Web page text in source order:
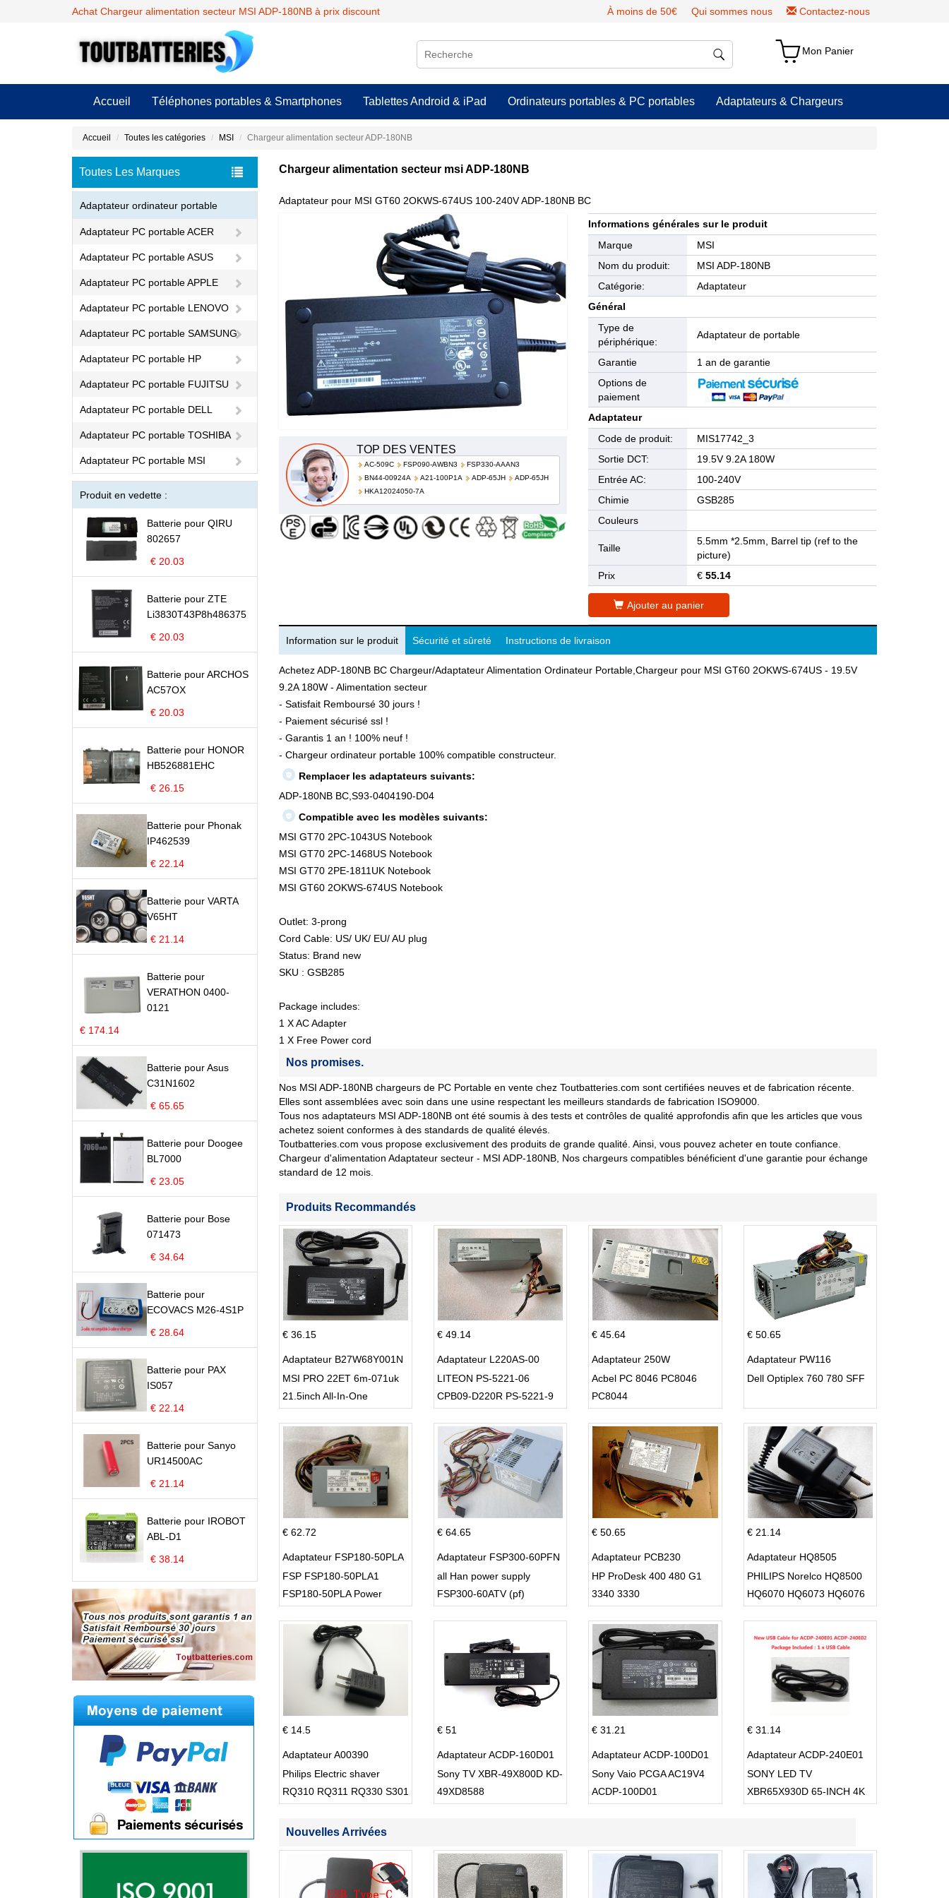
Achat Chargeur alimentation secteur MSI ADP-180NB à prix discount À moins de 50€ Qui sommes nous Contactez-nous
Mon Panier
Accueil Téléphones portables & Smartphones Tablettes Android & iPad Ordinateurs portables & PC portables Adaptateurs & Chargeurs
Accueil Toutes les catégories MSI Chargeur alimentation secteur ADP-180NB
Toutes Les Marques
Adaptateur ordinateur portable
Adaptateur PC portable ACER
Adaptateur PC portable ASUS
Adaptateur PC portable APPLE
Adaptateur PC portable LENOVO
Adaptateur PC portable SAMSUNG
Adaptateur PC portable HP
Adaptateur PC portable FUJITSU
Adaptateur PC portable DELL
Adaptateur PC portable TOSHIBA
Adaptateur PC portable MSI
Produit en vedette :
Batterie pour QIRU
802657
€ 20.03
Batterie pour ZTE
Li3830T43P8h486375
€ 20.03
Batterie pour ARCHOS
AC57OX
€ 20.03
Batterie pour HONOR
HB526881EHC
€ 26.15
Batterie pour Phonak
IP462539
€ 22.14
Batterie pour VARTA
V65HT
€ 21.14
Batterie pour
VERATHON 0400-
0121
€ 174.14
Batterie pour Asus
C31N1602
€ 65.65
Batterie pour Doogee
BL7000
€ 23.05
Batterie pour Bose
071473
€ 34.64
Batterie pour
ECOVACS M26-4S1P
€ 28.64
Batterie pour PAX
IS057
€ 22.14
Batterie pour Sanyo
UR14500AC
€ 21.14
Batterie pour IROBOT
ABL-D1
€ 38.14
Chargeur alimentation secteur msi ADP-180NB
Adaptateur pour MSI GT60 2OKWS-674US 100-240V ADP-180NB BC
TOP DES VENTES
AC-509C FSP090-AWBN3
FSP330-AAAN3
BN44-00924A
A21-100P1A ADP-65JH
ADP-65JH
HKA12024050-7A
Informations générales sur le produit
Marque
MSI
Nom du produit:
MSI ADP-180NB
Catégorie:
Adaptateur
Général
Type de
périphérique:
Adaptateur de portable
Garantie
1 an de garantie
Options de
paiement
Adaptateur
Code de produit:
MIS17742_3
Sortie DCT:
19.5V 9.2A 180W
Entrée AC:
100-240V
Chimie
GSB285
Couleurs
Taille
5.5mm *2.5mm, Barrel tip (ref to the
picture)
Prix
€55.14
Ajouter au panier
Information sur le produit Sécurité et sûreté Instructions de livraison
Achetez ADP-180NB BC Chargeur/Adaptateur Alimentation Ordinateur Portable,Chargeur pour MSI GT60 2OKWS-674US - 19.5V
9.2A 180W - Alimentation secteur
- Satisfait Remboursé 30 jours !
- Paiement sécurisé ssl !
- Garantis 1 an ! 100% neuf !
- Chargeur ordinateur portable 100% compatible constructeur.
Remplacer les adaptateurs suivants:
ADP-180NB BC,S93-0404190-D04
Compatible avec les modèles suivants:
MSI GT70 2PC-1043US Notebook
MSI GT70 2PC-1468US Notebook
MSI GT70 2PE-1811UK Notebook
MSI GT60 2OKWS-674US Notebook
Outlet: 3-prong
Cord Cable: US/ UK/ EU/ AU plug
Status: Brand new
SKU : GSB285
Package includes:
1 X AC Adapter
1 X Free Power cord
Nos promises.
Nos MSI ADP-180NB chargeurs de PC Portable en vente chez Toutbatteries.com sont certifiées neuves et de fabrication récente.
Elles sont assemblées avec soin dans une usine respectant les meilleurs standards de fabrication ISO9000.
Tous nos adaptateurs MSI ADP-180NB ont été soumis à des tests et contrôles de qualité approfondis afin que les articles que vous
achetez soient conformes à des standards de qualité élevés.
Toutbatteries.com vous propose exclusivement des produits de grande qualité. Ainsi, vous pouvez acheter en toute confiance.
Chargeur d'alimentation Adaptateur secteur - MSI ADP-180NB, Nos chargeurs compatibles bénéficient d'une garantie pour échange
standard de 12 mois.
Produits Recommandés
€ 36.15
Adaptateur B27W68Y001N
MSI PRO 22ET 6m-071uk
21.5inch All-In-One
€ 49.14
Adaptateur L220AS-00
LITEON PS-5221-06
CPB09-D220R PS-5221-9
€ 45.64
Adaptateur 250W
Acbel PC 8046 PC8046
PC8044
€ 50.65
Adaptateur PW116
Dell Optiplex 760 780 SFF
€ 62.72
Adaptateur FSP180-50PLA
FSP FSP180-50PLA1
FSP180-50PLA Power
€ 64.65
Adaptateur FSP300-60PFN
all Han power supply
FSP300-60ATV (pf)
€ 50.65
Adaptateur PCB230
HP ProDesk 400 480 G1
3340 3330
€ 21.14
Adaptateur HQ8505
PHILIPS Norelco HQ8500
HQ6070 HQ6073 HQ6076
€ 14.5
Adaptateur A00390
Philips Electric shaver
RQ310 RQ311 RQ330 S301
€ 51
Adaptateur ACDP-160D01
Sony TV XBR-49X800D KD-
49XD8588
€ 31.21
Adaptateur ACDP-100D01
Sony Vaio PCGA AC19V4
ACDP-100D01
€ 31.14
Adaptateur ACDP-240E01
SONY LED TV
XBR65X930D 65-INCH 4K
Nouvelles Arrivées